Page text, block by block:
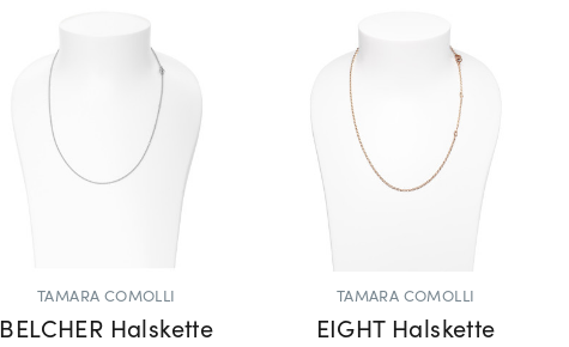
TAMARA COMOLLI
BELCHER Halskette
TAMARA COMOLLI
EIGHT Halskette